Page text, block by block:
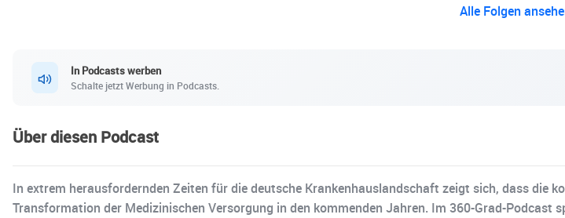
Alle Folgen
In Podcasts werben
Schalte jetzt Werbung in Podcasts.
Über diesen Podcast
In extrem herausfordernden Zeiten für die deutsche Krankenhauslandschaft zeigt sich, dass die
Transformation der Medizinischen Versorgung in den kommenden Jahren. Im 360-Grad-